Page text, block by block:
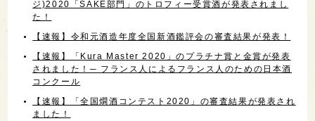
ジ)2020「SAKE部門」のトロフィー受賞酒が発表されまし
た！
【速報】令和元酒造年度全国新酒鑑評会の審査結果が発表！
【速報】「Kura Master 2020」のプラチナ賞と金賞が発表
されました！─ フランス人によるフランス人のための日本酒
コンクール
【速報】「全国燗酒コンテスト2020」の審査結果が発表され
ました！